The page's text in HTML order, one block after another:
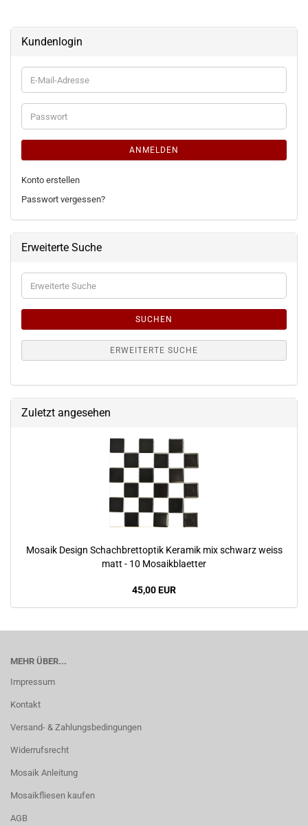
Kundenlogin
E-
Mail-
Adresse
Passwort
ANMELDEN
Konto erstellen
Passwort vergessen?
Erweiterte Suche
Erweiterte
Suche
SUCHEN
ERWEITERTE SUCHE
Zuletzt angesehen
Mosaik Design Schachbrettoptik Keramik mix schwarz weiss
matt - 10 Mosaikblaetter
45,00 EUR
MEHR ÜBER...
Impressum
Kontakt
Versand- & Zahlungsbedingungen
Widerrufsrecht
Mosaik Anleitung
Mosaikfliesen kaufen
AGB